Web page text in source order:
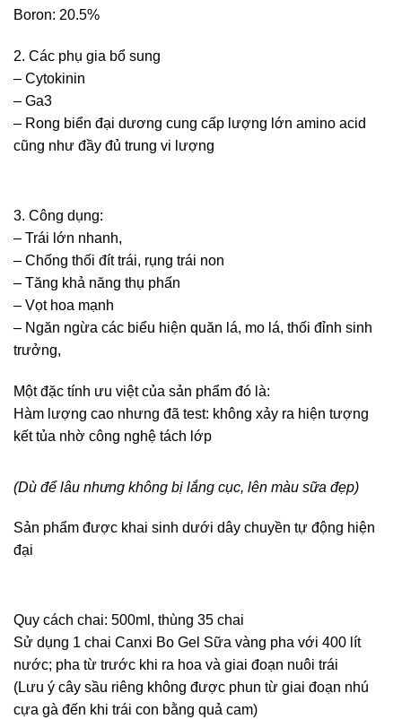
Boron: 20.5%
2. Các phụ gia bổ sung
– Cytokinin
– Ga3
– Rong biển đại dương cung cấp lượng lớn amino acid
cũng như đầy đủ trung vi lượng
3. Công dụng:
– Trái lớn nhanh,
– Chống thối đít trái, rụng trái non
– Tăng khả năng thụ phấn
– Vọt hoa mạnh
– Ngăn ngừa các biểu hiện quăn lá, mo lá, thối đỉnh sinh
trưởng,
Một đặc tính ưu việt của sản phẩm đó là:
Hàm lượng cao nhưng đã test: không xảy ra hiện tượng
kết tủa nhờ công nghệ tách lớp
(Dù để lâu nhưng không bị lắng cục, lên màu sữa đẹp)
Sản phẩm được khai sinh dưới dây chuyền tự động hiện
đại
Quy cách chai: 500ml, thùng 35 chai
Sử dụng 1 chai Canxi Bo Gel Sữa vàng pha với 400 lít
nước; pha từ trước khi ra hoa và giai đoạn nuôi trái
(Lưu ý cây sầu riêng không được phun từ giai đoạn nhú
cựa gà đến khi trái con bằng quả cam)